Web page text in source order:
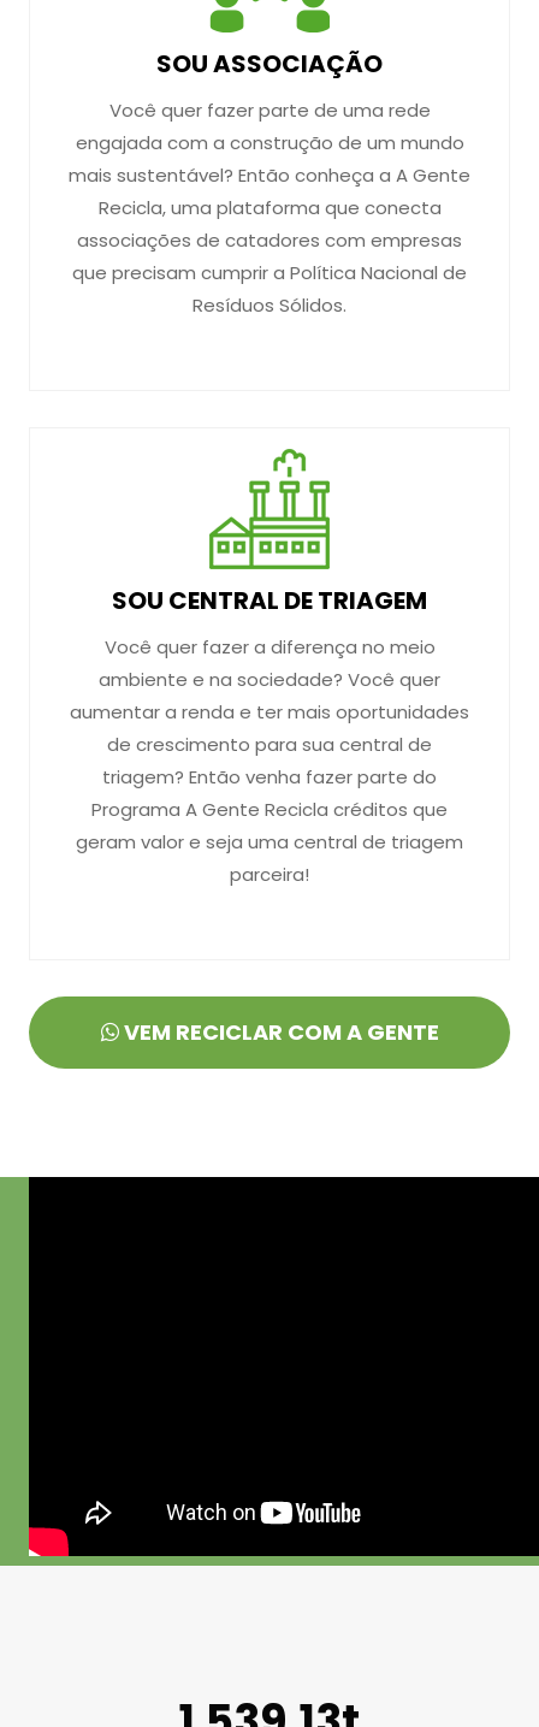
SOU ASSOCIAÇÃO
Você quer fazer parte de uma rede
engajada com a construção de um mundo
mais sustentável? Então conheça a A Gente
Recicla, uma plataforma que conecta
associações de catadores com empresas
que precisam cumprir a Política Nacional de
Resíduos Sólidos.
SOU CENTRAL DE TRIAGEM
Você quer fazer a diferença no meio
ambiente e na sociedade? Você quer
aumentar a renda e ter mais oportunidades
de crescimento para sua central de
triagem? Então venha fazer parte do
Programa A Gente Recicla créditos que
geram valor e seja uma central de triagem
parceira!
VEM RECICLAR COM A GENTE